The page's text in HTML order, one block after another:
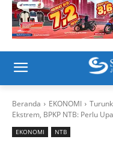
Beranda EKONOMI
Ekstrem, BPKP NTB: Perlu
EKONOMI NTB